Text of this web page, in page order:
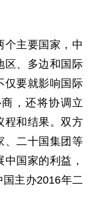
主要国家，中
区、多边和国际
仅要就影响国际
，还将协调立
程和结果。双方
、二十国集团等
国家的利益，
主办2016年二